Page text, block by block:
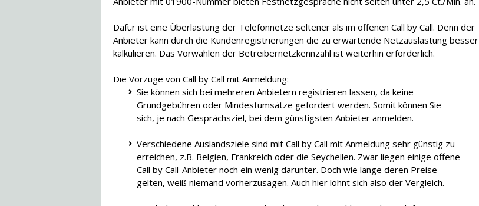
Dafür ist eine Überlastung der Telefonnetze seltener als im offenen Call by Call. Denn der
Anbieter kann durch die Kundenregistrierungen die zu erwartende Netzauslastung besser
kalkulieren. Das Vorwählen der Betreibernetzkennzahl ist weiterhin erforderlich.
Die Vorzüge von Call by Call mit Anmeldung:
Sie können sich bei mehreren Anbietern registrieren lassen, da keine
Grundgebühren oder Mindestumsätze gefordert werden. Somit können Sie
sich, je nach Gesprächsziel, bei dem günstigsten Anbieter anmelden.
Verschiedene Auslandsziele sind mit Call by Call mit Anmeldung sehr günstig zu
erreichen, z.B. Belgien, Frankreich oder die Seychellen. Zwar liegen einige offene
Call by Call-Anbieter noch ein wenig darunter. Doch wie lange deren Preise
gelten, weiß niemand vorherzusagen. Auch hier lohnt sich also der Vergleich.